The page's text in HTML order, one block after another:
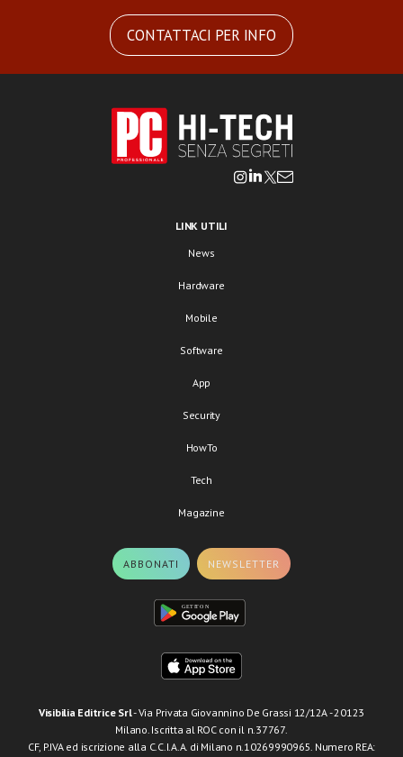
CONTATTACI PER INFO
LINK UTILI
News
Hardware
Mobile
Software
App
Security
HowTo
Tech
Magazine
ABBONATI NEWSLETTER
Visibilia Editrice Srl- Via Privata Giovannino De Grassi 12/12A - 20123
Milano. Iscritta al ROC con il n.37767.
CF, P.IVA ed iscrizione alla C.C.I.A.A. di Milano n.10269990965. Numero REA: